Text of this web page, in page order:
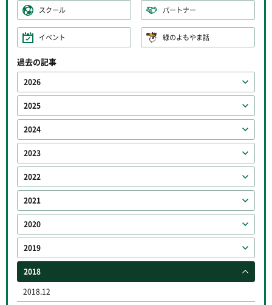
スクール パートナー
イベント 緑のよもやま話
過去の記事
2026
2025
2024
2023
2022
2021
2020
2019
2018
2018.12